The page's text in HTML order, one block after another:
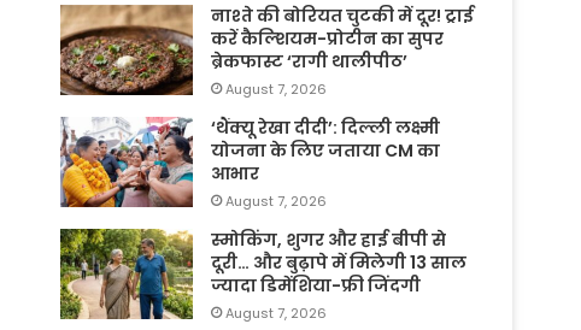
नाश्ते की बोरियत चुटकी में दूर! ट्राई
करें कैल्शियम-प्रोटीन का सुपर
ब्रेकफास्ट ‘रागी थालीपीठ’
August 7, 2026
‘थैंक्यू रेखा दीदी’: दिल्ली लक्ष्मी
योजना के लिए जताया CM का
आभार
August 7, 2026
स्मोकिंग, शुगर और हाई बीपी से
दूरी… और बुढ़ापे में मिलेगी 13 साल
ज्यादा डिमेंशिया-फ्री जिंदगी
August 7, 2026